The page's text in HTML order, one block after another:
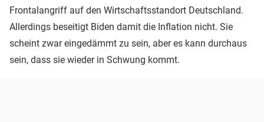
Frontalangriff auf den Wirtschaftsstandort Deutschland.
Allerdings beseitigt Biden damit die Inflation nicht. Sie
scheint zwar eingedämmt zu sein, aber es kann durchaus
sein, dass sie wieder in Schwung kommt.